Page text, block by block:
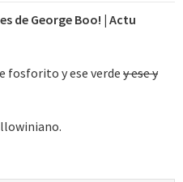
de George Boo! | Actu
fosforito y ese verde y ese y